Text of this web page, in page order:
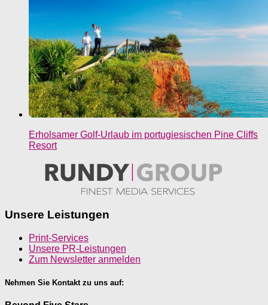
Erholsamer Golf-Urlaub im portugiesischen Pine Cliffs
Resort
Unsere Leistungen
Print-Services
Unsere PR-Leistungen
Zum Newsletter anmelden
Nehmen Sie Kontakt zu uns auf: